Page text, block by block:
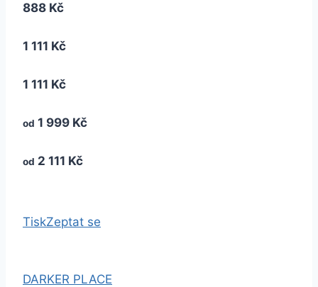
888 Kč
1 111 Kč
1 111 Kč
od 1 999 Kč
od 2 111 Kč
TiskZeptat se
DARKER PLACE